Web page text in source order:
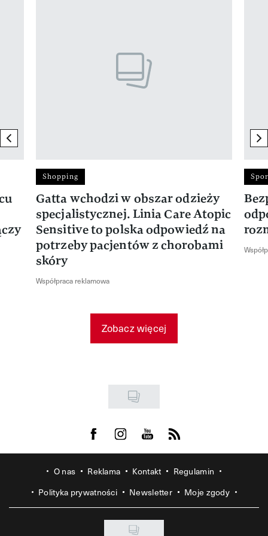
previous element
Shopping
Gatta wchodzi w obszar odzieży
specjalistycznej. Linia Care Atopic
Sensitive to polska odpowiedź na
potrzeby pacjentów z chorobami
skóry
Współpraca reklamowa
Zobacz więcej
Visit us on Facebook
Visit us on Instagram
Visit us on Youtube
Visit us on Rss
O nas Reklama Kontakt
Regulamin
Polityka prywatności
Newsletter Moje zgody